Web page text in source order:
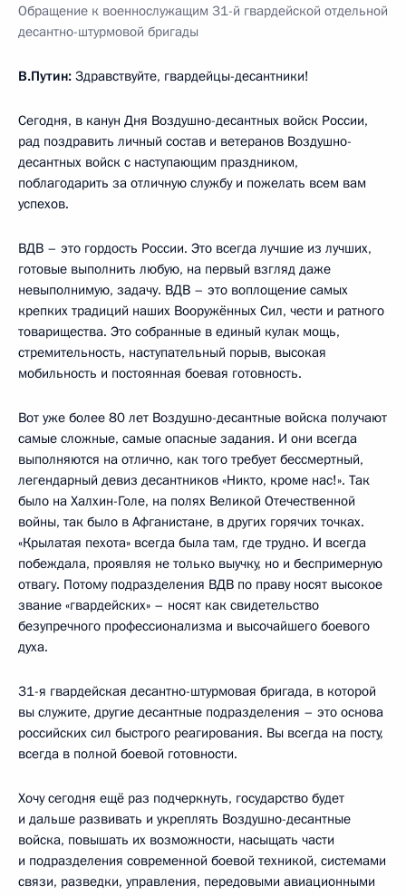
Обращение к военнослужащим 31-й гвардейской отдельной
десантно-штурмовой бригады
В.Путин: Здравствуйте, гвардейцы-десантники!
Сегодня, в канун Дня Воздушно-десантных войск России,
рад поздравить личный состав и ветеранов Воздушно-
десантных войск с наступающим праздником,
поблагодарить за отличную службу и пожелать всем вам
успехов.
ВДВ – это гордость России. Это всегда лучшие из лучших,
готовые выполнить любую, на первый взгляд даже
невыполнимую, задачу. ВДВ – это воплощение самых
крепких традиций наших Вооружённых Сил, чести и ратного
товарищества. Это собранные в единый кулак мощь,
стремительность, наступательный порыв, высокая
мобильность и постоянная боевая готовность.
Вот уже более 80 лет Воздушно-десантные войска получают
самые сложные, самые опасные задания. И они всегда
выполняются на отлично, как того требует бессмертный,
легендарный девиз десантников «Никто, кроме нас!». Так
было на Халхин-Голе, на полях Великой Отечественной
войны, так было в Афганистане, в других горячих точках.
«Крылатая пехота» всегда была там, где трудно. И всегда
побеждала, проявляя не только выучку, но и беспримерную
отвагу. Потому подразделения ВДВ по праву носят высокое
звание «гвардейских» – носят как свидетельство
безупречного профессионализма и высочайшего боевого
духа.
31-я гвардейская десантно-штурмовая бригада, в которой
вы служите, другие десантные подразделения – это основа
российских сил быстрого реагирования. Вы всегда на посту,
всегда в полной боевой готовности.
Хочу сегодня ещё раз подчеркнуть, государство будет
и дальше развивать и укреплять Воздушно-десантные
войска, повышать их возможности, насыщать части
и подразделения современной боевой техникой, системами
связи, разведки, управления, передовыми авиационными